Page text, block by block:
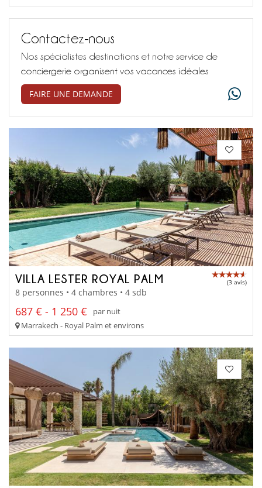
Contactez-nous
Nos spécialistes destinations et notre service de
conciergerie organisent vos vacances idéales
FAIRE UNE DEMANDE
VILLA LESTER ROYAL PALM (3 avis)
8 personnes • 4 chambres • 4 sdb
687 € - 1 250 €
par nuit
Marrakech - Royal Palm et environs